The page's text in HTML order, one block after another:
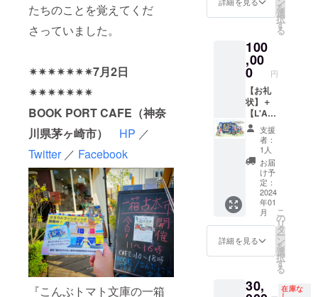
たちのことを覚えてくだ
さっていました。
✴︎✴︎✴︎✴︎✴︎✴︎✴︎7月2日
✴︎✴︎✴︎✴︎✴︎✴︎✴︎
BOOK PORT CAFE（神奈
川県茅ヶ崎市）
HP ／
Twitter／ Facebook
『こんぶトマト文庫の一箱
ます
と、私
「行き
た
い！」
という
気持ち
が増す
と思い
ます。
※アン
ケート
結果は
集計・
公開い
たしま
す。回
答内容
の一部
は、個
人情報
を除い
させて
いただ
ロを問
いませ
ンの段
階で、
「星」
の形状
や太
さ、色
などを
調整さ
せてい
ただく
可能性
があり
ます。
※移動型
書店の
どこに
るか選
ぶこと
ん。
ていた
だきま
す
（メー
ルが不
要な場
合は、
備考欄
にてお
知らせ
くださ
い）。
売り上
げは支
援者の
ものに
なりま
すが、
イベン
ト出店
にかか
る経費
も支援
者の負
担とな
りま
す。 ま
た、ク
ラウド
ファン
告、移
望され
るお名
記入く
ださ
い。
『星の
王子さ
ま』や
サン=テ
グジュ
ペリに
関連書
籍の版
元であ
る場合
は、移
動販売
車での
宣伝・
販売の
機会を
設けさ
ただき
王子さ
ま』や
グジュ
ペリに
ついて
の講演
会・読
書会・
勉強会
などの
ため
に、店
主を呼
ぶこと
ができ
ます。
呼び出
し権の
期間
は、ク
ラウド
ファン
グ終了
を
選
択
す
る
100
,00
0 円
【お礼
状】＋
【L'Am
usette(
ラ・
ミュ
ゼッ
ト)：お
楽しみ
本】＋
【移動
型書店
呼び出
し権】
イベン
トなど
に移動
支援
者：
1人
お届
け予
定：
2024
年01
月
詳細を見る
こ
の
リ
タ
ー
ン
を
選
択
す
る
30, 在庫な